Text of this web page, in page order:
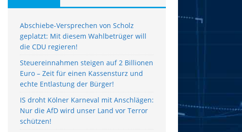
Abschiebe-Versprechen von Scholz
geplatzt: Mit diesem Wahlbetrüger will
die CDU regieren!
Steuereinnahmen steigen auf 2 Billionen
Euro – Zeit für einen Kassensturz und
echte Entlastung der Bürger!
IS droht Kölner Karneval mit Anschlägen:
Nur die AfD wird unser Land vor Terror
schützen!